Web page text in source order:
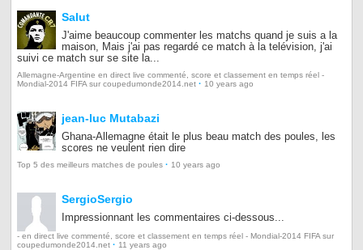
Salut
J'aime beaucoup commenter les matchs quand je suis a la
maison, Mais j'ai pas regardé ce match à la telévision, j'ai
suivi ce match sur se site la...
Allemagne-Argentine en direct live commenté, score et classement en temps réel -
Mondial-2014 FIFA sur coupedumonde2014.net · 10 years ago
jean-luc Mutabazi
Ghana-Allemagne était le plus beau match des poules, les
scores ne veulent rien dire
Top 5 des meilleurs matches de poules · 10 years ago
SergioSergio
Impressionnant les commentaires ci-dessous...
- en direct live commenté, score et classement en temps réel - Mondial-2014 FIFA sur
coupedumonde2014.net · 11 years ago